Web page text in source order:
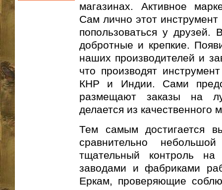
магазинах. Активное
Сам лично этот
попользоваться у
добротные и крепкие.
наших производителей и
что производят
КНР и Индии. Сами
размещают заказы на
делается из качественного
Тем самым достигается
сравнительно
тщательный контроль
заводами и фабриками
Еркам, проверяющие